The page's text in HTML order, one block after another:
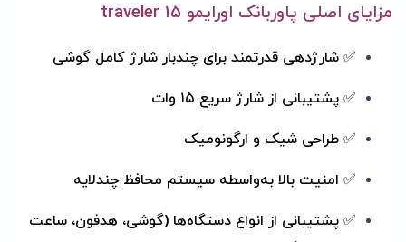
مزایای اصلی پاوربانک اورایمو traveler 15
✅ شارژدهی قدرتمند برای چندبار شارژ کامل گوشی
✅ پشتیبانی از شارژ سریع ۱۵ وات
✅ طراحی شیک و ارگونومیک
✅ امنیت بالا به‌واسطه سیستم محافظ چندلایه
✅ پشتیبانی از انواع دستگاه‌ها (گوشی، هدفون، ساعت